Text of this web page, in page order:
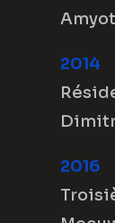
2014
2016